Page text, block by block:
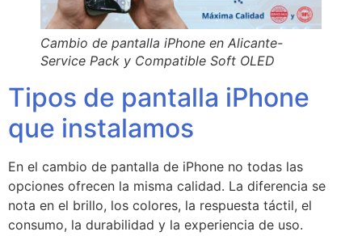
Cambio de pantalla iPhone en Alicante-
Service Pack y Compatible Soft OLED
Tipos de pantalla iPhone
que instalamos
En el cambio de pantalla de iPhone no todas las
opciones ofrecen la misma calidad. La diferencia se
nota en el brillo, los colores, la respuesta táctil, el
consumo, la durabilidad y la experiencia de uso.